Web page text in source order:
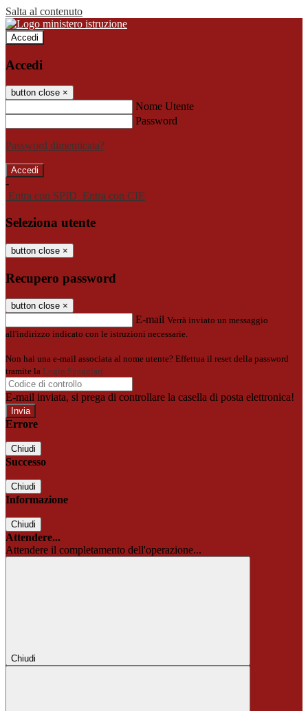
Salta al contenuto
Accedi
Accedi
button close ×
Nome Utente
Password
Password dimenticata?
-
Entra con SPID Entra con CIE
Seleziona utente
button close ×
Recupero password
button close ×
E-mail Verrà inviato un messaggio
all'indirizzo indicato con le istruzioni necessarie.
Non hai una e-mail associata al nome utente? Effettua il reset della password
tramite la Login Spaggiari
E-mail inviata, si prega di controllare la casella di posta elettronica!
Errore
Chiudi
Successo
Chiudi
Informazione
Chiudi
Attendere...
Attendere il completamento dell'operazione...
Chiudi